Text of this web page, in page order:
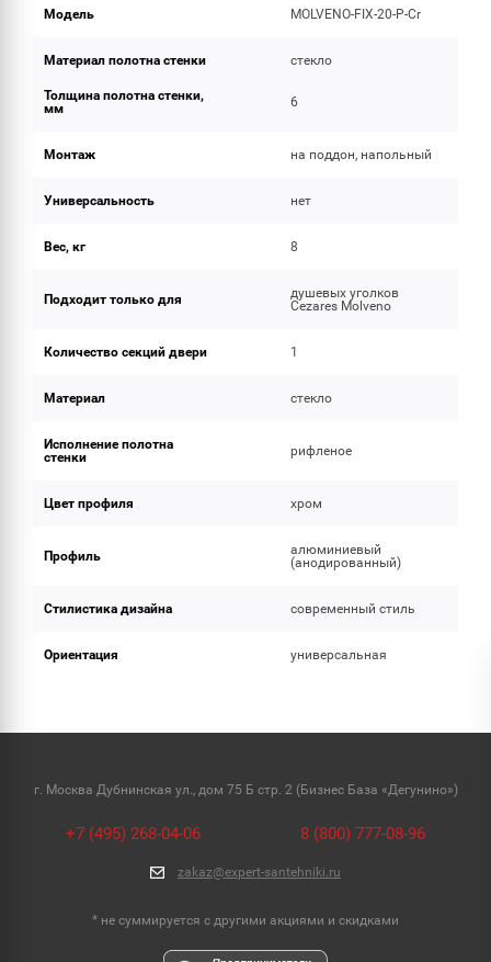
Модель MOLVENO-FIX-20-P-Cr
Материал полотна стенки стекло
Толщина полотна стенки,
мм
6
Монтаж на поддон, напольный
Универсальность нет
Вес, кг 8
Подходит только для
душевых уголков
Cezares Molveno
Количество секций двери 1
Материал стекло
Исполнение полотна
стенки
рифленое
Цвет профиля хром
Профиль
алюминиевый
(анодированный)
Стилистика дизайна современный стиль
Ориентация универсальная
г. Москва Дубнинская ул., дом 75 Б стр. 2 (Бизнес База «Дегунино»)
+7 (495) 268-04-06 8 (800) 777-08-96
zakaz@expert-santehniki.ru
* не суммируется с другими акциями и скидками